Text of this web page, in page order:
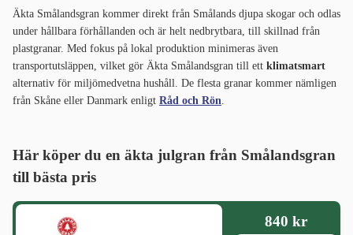
Äkta Smålandsgran kommer direkt från Smålands djupa skogar och odlas
under hållbara förhållanden och är helt nedbrytbara, till skillnad från
plastgranar. Med fokus på lokal produktion minimeras även
transportutsläppen, vilket gör Äkta Smålandsgran till ett klimatsmart
alternativ för miljömedvetna hushåll. De flesta granar kommer nämligen
från Skåne eller Danmark enligt Råd och Rön.
Här köper du en äkta julgran från Smålandsgran
till bästa pris
840 kr